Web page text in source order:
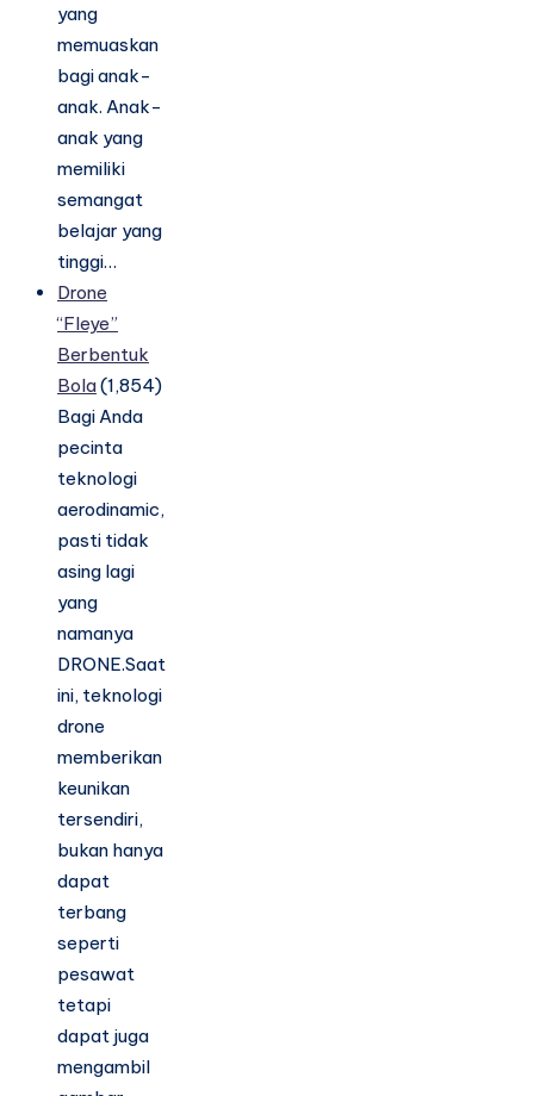
yang
memuaskan
bagi anak-
anak. Anak-
anak yang
memiliki
semangat
belajar yang
tinggi…
Drone
“Fleye”
Berbentuk
Bola(1,854)
Bagi Anda
pecinta
teknologi
aerodinamic,
pasti tidak
asing lagi
yang
namanya
DRONE.Saat
ini, teknologi
drone
memberikan
keunikan
tersendiri,
bukan hanya
dapat
terbang
seperti
pesawat
tetapi
dapat juga
mengambil